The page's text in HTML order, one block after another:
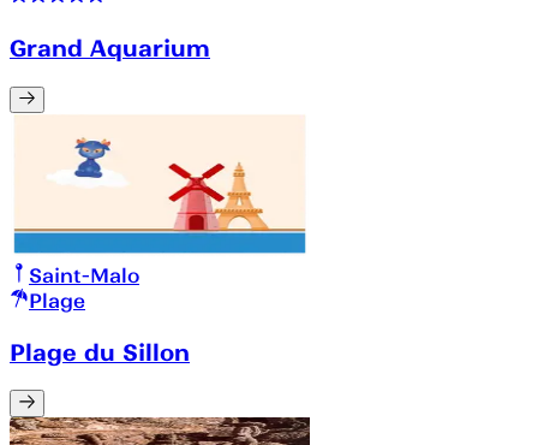
Grand Aquarium
Saint-Malo
Plage
Plage du Sillon